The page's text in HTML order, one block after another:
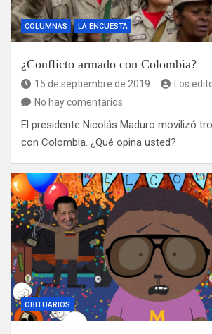
COLUMNAS LA ENCUESTA
¿Conflicto armado con Colombia?
15 de septiembre de 2019
Los
No hay comentarios
El presidente Nicolás Maduro movilizó
con Colombia. ¿Qué opina usted?
OBITUARIOS